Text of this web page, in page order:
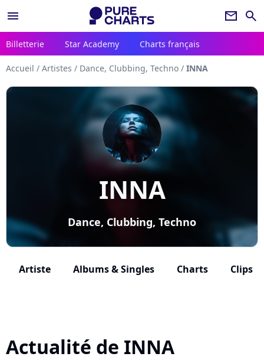
menu newsletter search
Billetterie Star Academy Charts français
Accueil / Artistes / Dance, Clubbing, Techno / INNA
INNA
Dance, Clubbing, Techno
Artiste Albums & Singles Charts Clips
Actualité de INNA